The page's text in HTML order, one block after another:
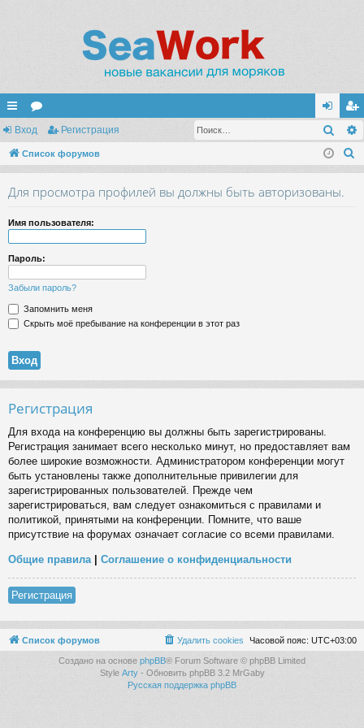
с
ы
ор
ум
хо
д
ег
ис
Вход Регистрация
Список форумов
Для просмотра профилей вы должны быть авторизованы.
Имя пользователя:
Пароль:
Забыли пароль?
Запомнить меня
Скрыть моё пребывание на конференции в этот раз
Регистрация
Для входа на конференцию вы должны быть зарегистрированы.
Регистрация занимает всего несколько минут, но предоставляет вам
более широкие возможности. Администратором конференции могут
быть установлены также дополнительные привилегии для
зарегистрированных пользователей. Прежде чем
зарегистрироваться, вам следует ознакомиться с правилами и
политикой, принятыми на конференции. Помните, что ваше
присутствие на форумах означает согласие со всеми правилами.
Общие правила | Соглашение о конфиденциальности
Регистрация
Список форумов Часовой пояс: UTC+03:00
Удалить cookies
Создано на основе phpBB® Forum Software © phpBB Limited
Style Arty- Обновить phpBB 3.2 MrGaby
Русская поддержка phpBB